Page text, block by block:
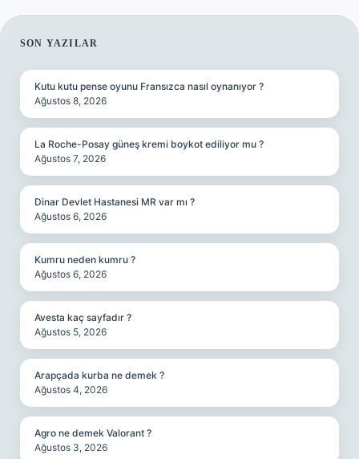
SIDEBAR
SON YAZILAR
Kutu kutu pense oyunu Fransızca nasıl oynanıyor ?
Ağustos 8, 2026
La Roche-Posay güneş kremi boykot ediliyor mu ?
Ağustos 7, 2026
Dinar Devlet Hastanesi MR var mı ?
Ağustos 6, 2026
Kumru neden kumru ?
Ağustos 6, 2026
Avesta kaç sayfadır ?
Ağustos 5, 2026
Arapçada kurba ne demek ?
Ağustos 4, 2026
Agro ne demek Valorant ?
Ağustos 3, 2026